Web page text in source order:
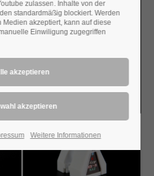
zulassen. Inhalte von der
standardmäßig blockiert. Werden
Medien akzeptiert, kann auf diese
Einwiligung zugegriffen
Weitere Informationen